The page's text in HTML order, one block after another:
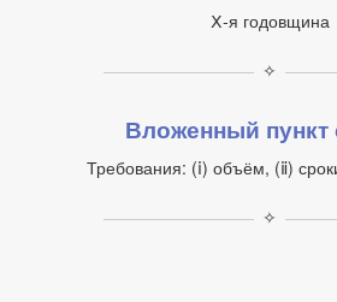
Ⅹ‑я годовщина
✧
Вложенный пункт
Требования: (ⅰ) объём, (ⅱ)
✧